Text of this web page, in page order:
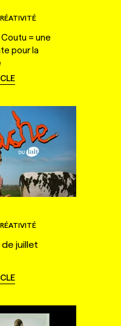
Coutu = une
pour la
de juillet